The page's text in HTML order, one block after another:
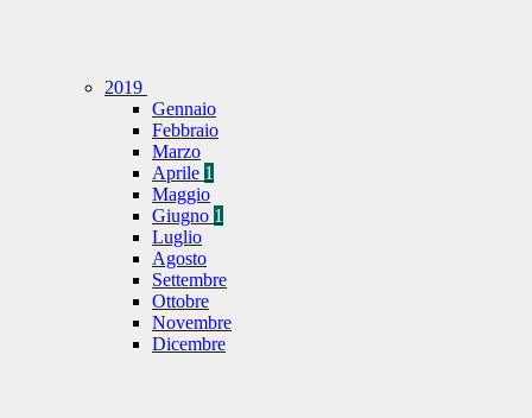
2019
Gennaio
Febbraio
Marzo
Aprile 1
Maggio
Giugno 1
Luglio
Agosto
Settembre
Ottobre
Novembre
Dicembre